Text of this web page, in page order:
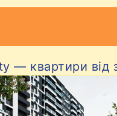
— квартири від